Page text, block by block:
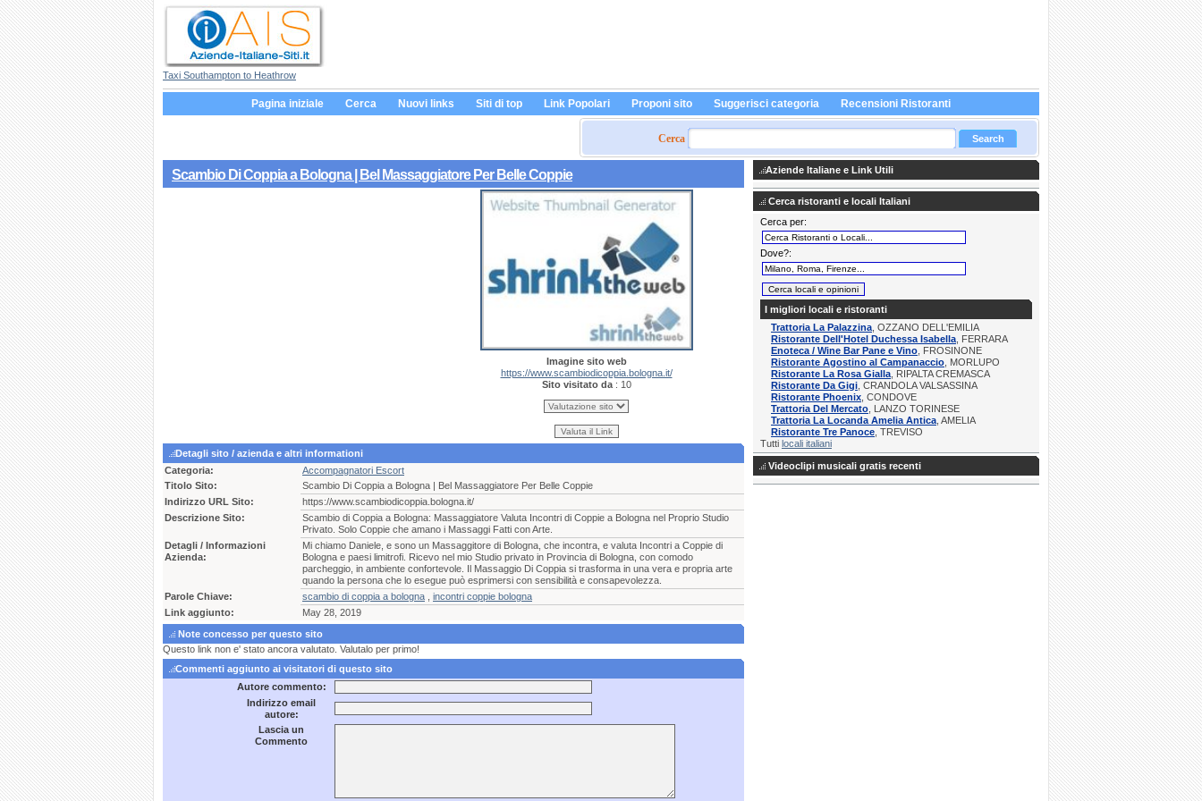
Taxi Southampton to Heathrow
Pagina iniziale Cerca Nuovi links Siti di top Link Popolari Proponi sito Suggerisci categoria Recensioni Ristoranti
Cerca
Scambio Di Coppia a Bologna | Bel Massaggiatore Per Belle Coppie
Imagine sito web
https://www.scambiodicoppia.bologna.it/
Sito visitato da : 10
Detagli sito / azienda e altri informationi
Categoria:
Accompagnatori Escort
Titolo Sito:
Scambio Di Coppia a Bologna | Bel Massaggiatore Per Belle Coppie
Indirizzo URL Sito:
https://www.scambiodicoppia.bologna.it/
Descrizione Sito:
Scambio di Coppia a Bologna: Massaggiatore Valuta Incontri di Coppie a Bologna nel Proprio Studio
Privato. Solo Coppie che amano i Massaggi Fatti con Arte.
Detagli / Informazioni
Azienda:
Mi chiamo Daniele, e sono un Massaggitore di Bologna, che incontra, e valuta Incontri a Coppie di
Bologna e paesi limitrofi. Ricevo nel mio Studio privato in Provincia di Bologna, con comodo
parcheggio, in ambiente confortevole. Il Massaggio Di Coppia si trasforma in una vera e propria arte
quando la persona che lo esegue può esprimersi con sensibilità e consapevolezza.
Parole Chiave:
scambio di coppia a bologna
incontri coppie bologna
Link aggiunto:
May 28, 2019
Note concesso per questo sito
Questo link non e' stato ancora valutato. Valutalo per primo!
Commenti aggiunto ai visitatori di questo sito
Autore commento:
Indirizzo email
autore:
Lascia un
Commento
Aziende Italiane e Link Utili
Cerca ristoranti e locali Italiani
Cerca per:
Dove?:
I migliori locali e ristoranti
Trattoria La Palazzina , OZZANO DELL'EMILIA
Ristorante Dell'Hotel Duchessa Isabella , FERRARA
Enoteca / Wine Bar Pane e Vino , FROSINONE
Ristorante Agostino al Campanaccio , MORLUPO
Ristorante La Rosa Gialla , RIPALTA CREMASCA
Ristorante Da Gigi , CRANDOLA VALSASSINA
Ristorante Phoenix , CONDOVE
Trattoria Del Mercato , LANZO TORINESE
Trattoria La Locanda Amelia Antica , AMELIA
Ristorante Tre Panoce , TREVISO
Tutti locali italiani
Videoclipi musicali gratis recenti